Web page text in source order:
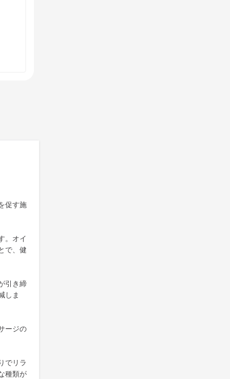
促す施
。オイ
で、健
引き締
しま
ージの
でリラ
種類が